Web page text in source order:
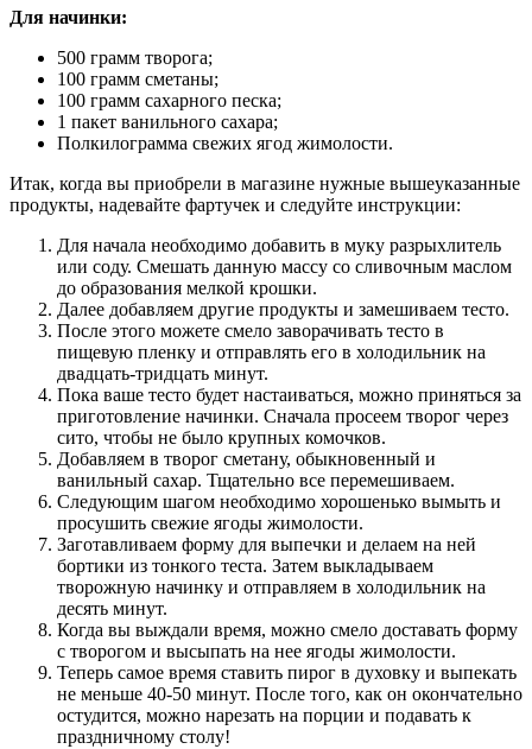
Для начинки:
500 грамм творога;
100 грамм сметаны;
100 грамм сахарного песка;
1 пакет ванильного сахара;
Полкилограмма свежих ягод жимолости.
Итак, когда вы приобрели в магазине нужные вышеуказанные
продукты, надевайте фартучек и следуйте инструкции:
Для начала необходимо добавить в муку разрыхлитель
или соду. Смешать данную массу со сливочным маслом
до образования мелкой крошки.
Далее добавляем другие продукты и замешиваем тесто.
После этого можете смело заворачивать тесто в
пищевую пленку и отправлять его в холодильник на
двадцать-тридцать минут.
Пока ваше тесто будет настаиваться, можно приняться за
приготовление начинки. Сначала просеем творог через
сито, чтобы не было крупных комочков.
Добавляем в творог сметану, обыкновенный и
ванильный сахар. Тщательно все перемешиваем.
Следующим шагом необходимо хорошенько вымыть и
просушить свежие ягоды жимолости.
Заготавливаем форму для выпечки и делаем на ней
бортики из тонкого теста. Затем выкладываем
творожную начинку и отправляем в холодильник на
десять минут.
Когда вы выждали время, можно смело доставать форму
с творогом и высыпать на нее ягоды жимолости.
Теперь самое время ставить пирог в духовку и выпекать
не меньше 40-50 минут. После того, как он окончательно
остудится, можно нарезать на порции и подавать к
праздничному столу!